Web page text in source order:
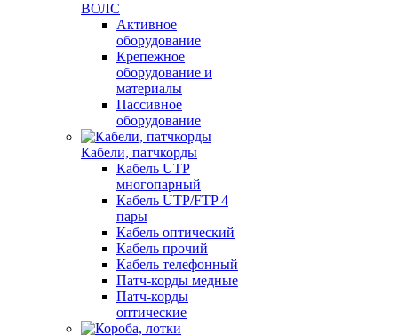
ВОЛС
Активное
оборудование
Крепежное
оборудование и
материалы
Пассивное
оборудование
Кабели, патчкорды
Кабель UTP
многопарный
Кабель UTP/FTP 4
пары
Кабель оптический
Кабель прочий
Кабель телефонный
Патч-корды медные
Патч-корды
оптические